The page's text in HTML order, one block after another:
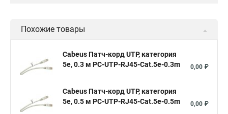
Похожие товары
Cabeus Патч-корд UTP, категория
5e, 0.3 м PC-UTP-RJ45-Cat.5e-0.3m
0,00 ₽
Cabeus Патч-корд UTP, категория
5e, 0.5 м PC-UTP-RJ45-Cat.5e-0.5m
0,00 ₽